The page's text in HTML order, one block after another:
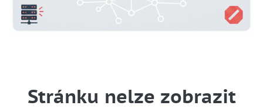
Stránku nelze zobrazit